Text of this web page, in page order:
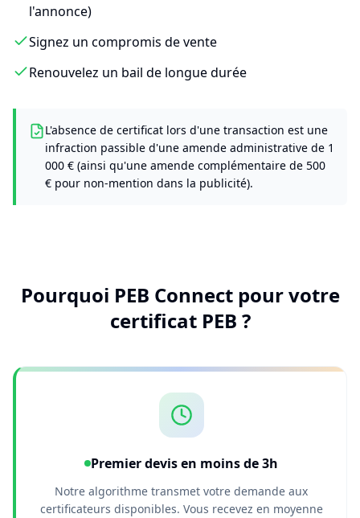
l'annonce)
Signez un compromis de vente
Renouvelez un bail de longue durée
L'absence de certificat lors d'une transaction est une
infraction passible d'une amende administrative de 1
000 € (ainsi qu'une amende complémentaire de 500
€ pour non-mention dans la publicité).
Pourquoi PEB Connect pour votre
certificat PEB ?
Premier devis en moins de 3h
Notre algorithme transmet votre demande aux
certificateurs disponibles. Vous recevez en moyenne